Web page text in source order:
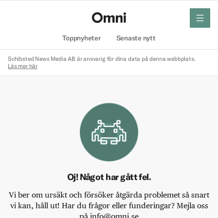
Toppnyheter Senaste nytt
meny
Schibsted News Media AB är ansvarig för dina data på denna webbplats.
Läs mer här
Oj! Något har gått fel.
Vi ber om ursäkt och försöker åtgärda problemet så snart
vi kan, håll ut! Har du frågor eller funderingar? Mejla oss